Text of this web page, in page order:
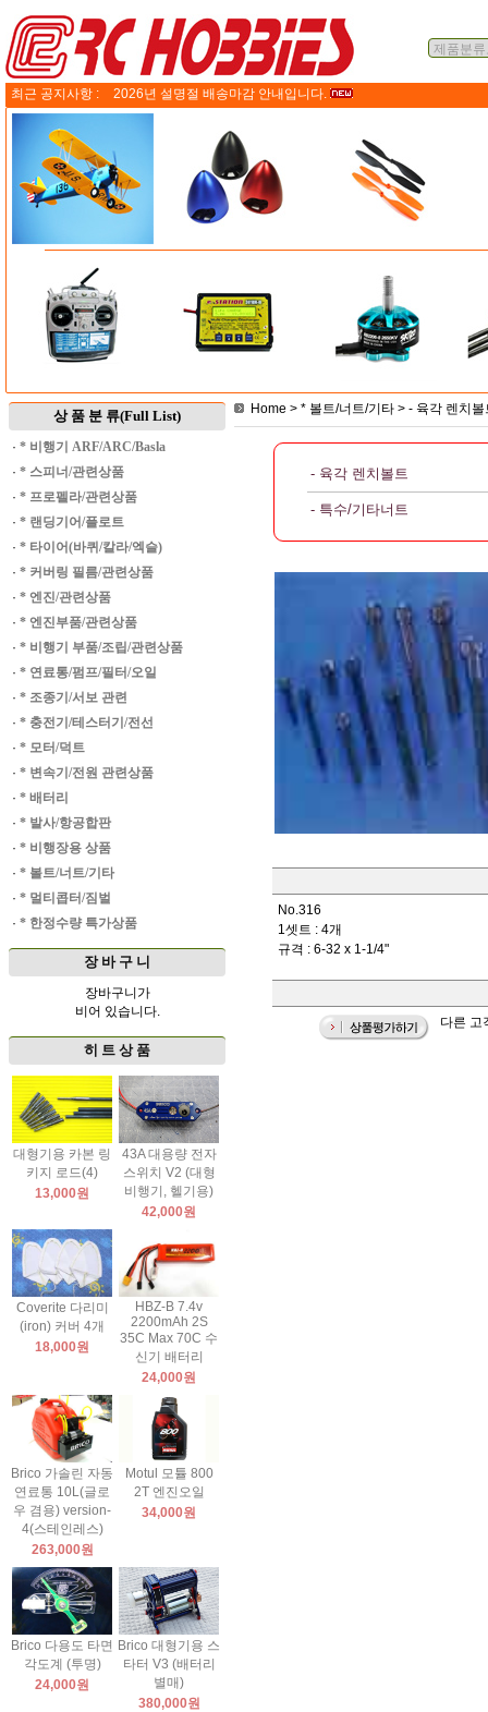
최근 공지사항 : 2026년 설명절 배송마감 안내입니다.
상 품 분 류(Full List)
· * 비행기 ARF/ARC/Basla
· * 스피너/관련상품
· * 프로펠라/관련상품
· * 랜딩기어/플로트
· * 타이어(바퀴/칼라/엑슬)
· * 커버링 필름/관련상품
· * 엔진/관련상품
· * 엔진부품/관련상품
· * 비행기 부품/조립/관련상품
· * 연료통/펌프/필터/오일
· * 조종기/서보 관련
· * 충전기/테스터기/전선
· * 모터/덕트
· * 변속기/전원 관련상품
· * 배터리
· * 발사/항공합판
· * 비행장용 상품
· * 볼트/너트/기타
· * 멀티콥터/짐벌
· * 한정수량 특가상품
장 바 구 니
장바구니가
비어 있습니다.
히 트 상 품
대형기용 카본 링
키지 로드(4)
13,000원
43A 대용량 전자
스위치 V2 (대형
비행기, 헬기용)
42,000원
Coverite 다리미
(iron) 커버 4개
18,000원
HBZ-B 7.4v
2200mAh 2S
35C Max 70C 수
신기 배터리
24,000원
Brico 가솔린 자동
연료통 10L(글로
우 겸용) version-
4(스테인레스)
263,000원
Motul 모튤 800
2T 엔진오일
34,000원
Brico 다용도 타면
각도계 (투명)
24,000원
Brico 대형기용 스
타터 V3 (배터리
별매)
380,000원
Home > * 볼트/너트/기타 > - 육각 렌치볼
- 육각 렌치볼트
- 특수/기타너트
No.316
1셋트 : 4개
규격 : 6-32 x 1-1/4"
다른 고